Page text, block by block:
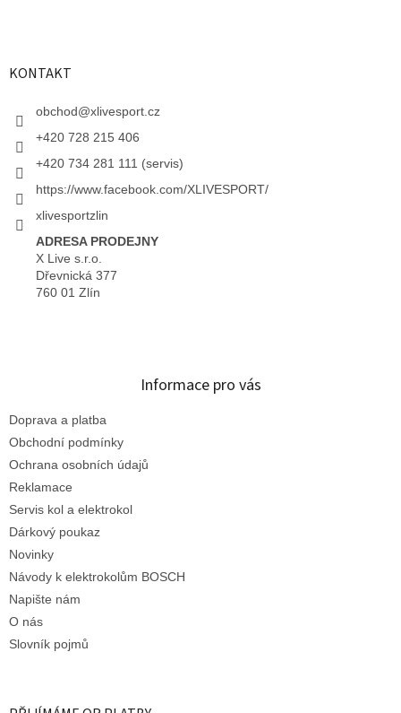
KONTAKT
obchod@xlivesport.cz
+420 728 215 406
+420 734 281 111 (servis)
https://www.facebook.com/XLIVESPORT/
xlivesportzlin
ADRESA PRODEJNY
X Live s.r.o.
Dřevnická 377
760 01 Zlín
Informace pro vás
Doprava a platba
Obchodní podmínky
Ochrana osobních údajů
Reklamace
Servis kol a elektrokol
Dárkový poukaz
Novinky
Návody k elektrokolům BOSCH
Napište nám
O nás
Slovník pojmů